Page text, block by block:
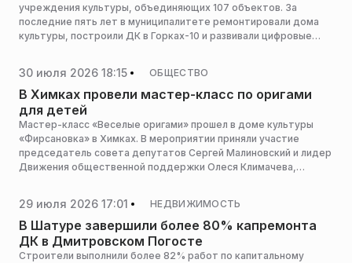
учреждения культуры, объединяющих 107 объектов. За
последние пять лет в муниципалитете ремонтировали дома
культуры, построили ДК в Горках-10 и развивали цифровые
30 июля 2026 18:15 ОБЩЕСТВО
В Химках провели мастер-класс по оригами
для детей
Мастер-класс «Веселые оригами» прошел в доме культуры
«Фирсановка» в Химках. В мероприятии приняли участие
председатель совета депутатов Сергей Малиновский и лидер
Движения общественной поддержки Олеся Климачева,
29 июля 2026 17:01 НЕДВИЖИМОСТЬ
В Шатуре завершили более 80% капремонта
ДК в Дмитровском Погосте
Строители выполнили более 82% работ по капитальному